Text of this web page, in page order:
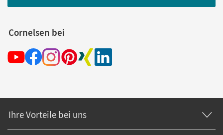
Cornelsen bei
Ihre Vorteile bei uns